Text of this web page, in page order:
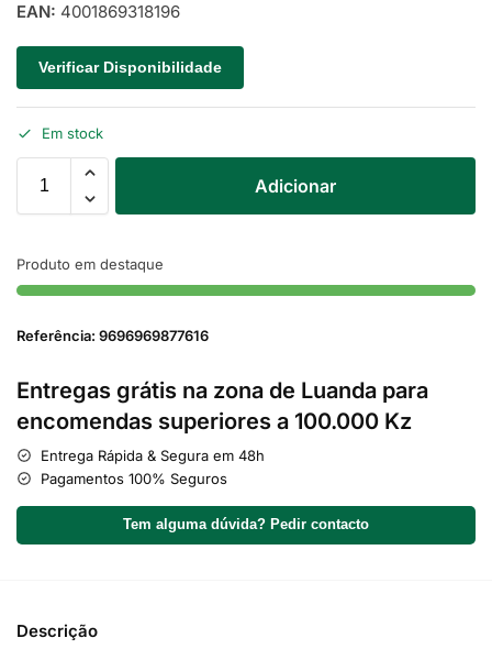
EAN: 4001869318196
Verificar Disponibilidade
Em stock
Adicionar
Produto em destaque
Referência: 9696969877616
Entregas grátis na zona de Luanda para
encomendas superiores a 100.000 Kz
Entrega Rápida & Segura em 48h
Pagamentos 100% Seguros
Tem alguma dúvida? Pedir contacto
Descrição